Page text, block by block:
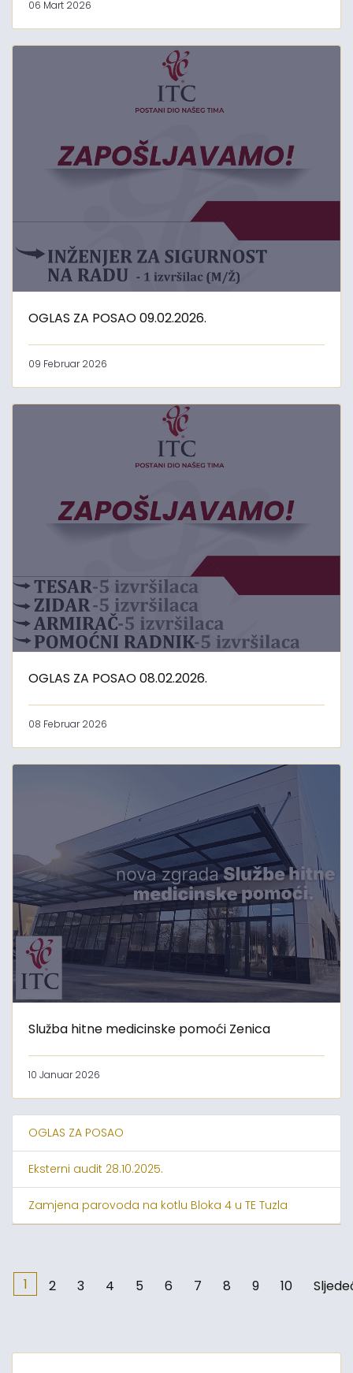
06 Mart 2026
OGLAS ZA POSAO 09.02.2026.
09 Februar 2026
OGLAS ZA POSAO 08.02.2026.
08 Februar 2026
Služba hitne medicinske pomoći Zenica
10 Januar 2026
OGLAS ZA POSAO
Eksterni audit 28.10.2025.
Zamjena parovoda na kotlu Bloka 4 u TE Tuzla
1 2 3 4 5 6 7 8 9 10